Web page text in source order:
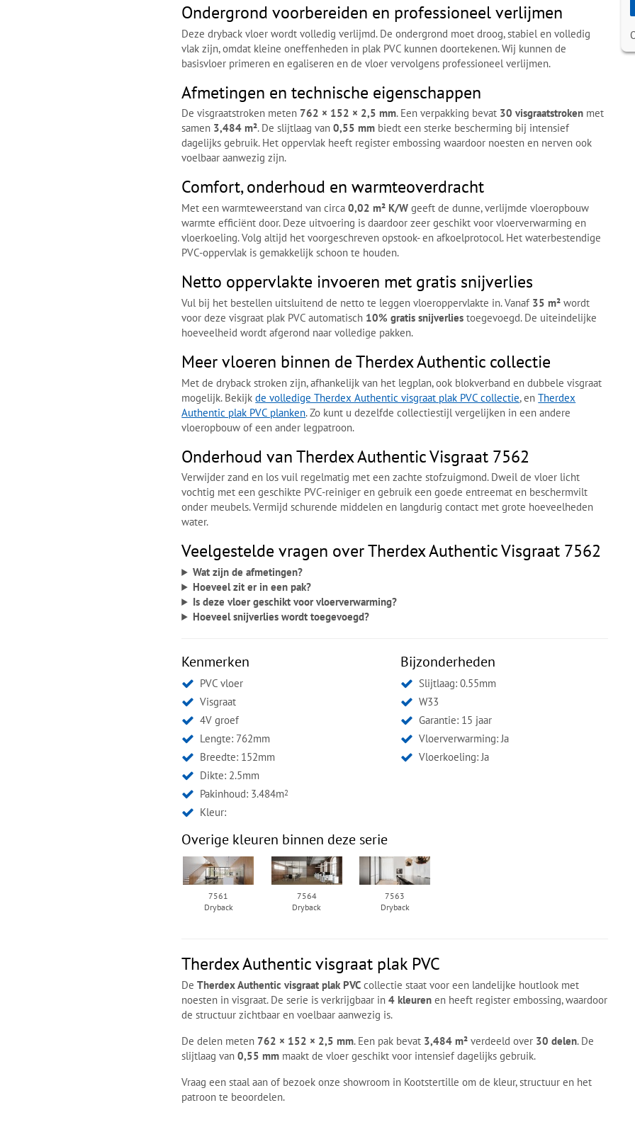
Ondergrond voorbereiden en professioneel verlijmen
Deze dryback vloer wordt volledig verlijmd. De ondergrond moet droog, stabiel en volledig
vlak zijn, omdat kleine oneffenheden in plak PVC kunnen doortekenen. Wij kunnen de
basisvloer primeren en egaliseren en de vloer vervolgens professioneel verlijmen.
Afmetingen en technische eigenschappen
De visgraatstroken meten 762 × 152 × 2,5 mm. Een verpakking bevat 30 visgraatstroken met
samen 3,484 m². De slijtlaag van0,55 mm biedt een sterke bescherming bij intensief
dagelijks gebruik. Het oppervlak heeft register embossing waardoor noesten en nerven ook
voelbaar aanwezig zijn.
Comfort, onderhoud en warmteoverdracht
Met een warmteweerstand van circa0,02 m² K/W geeft de dunne, verlijmde vloeropbouw
warmte efficiënt door. Deze uitvoering is daardoor zeer geschikt voor vloerverwarming en
vloerkoeling. Volg altijd het voorgeschreven opstook- en afkoelprotocol. Het waterbestendige
PVC-oppervlak is gemakkelijk schoon te houden.
Netto oppervlakte invoeren met gratis snijverlies
Vul bij het bestellen uitsluitend de netto te leggen vloeroppervlakte in. Vanaf 35 m² wordt
voor deze visgraat plak PVC automatisch 10% gratis snijverlies toegevoegd. De uiteindelijke
hoeveelheid wordt afgerond naar volledige pakken.
Meer vloeren binnen de Therdex Authentic collectie
Met de dryback stroken zijn, afhankelijk van het legplan, ook blokverband en dubbele visgraat
mogelijk. Bekijkde volledige Therdex Authentic visgraat plak PVC collectie, enTherdex
Authentic plak PVC planken. Zo kunt u dezelfde collectiestijl vergelijken in een andere
vloeropbouw of een ander legpatroon.
Onderhoud van Therdex Authentic Visgraat 7562
Verwijder zand en los vuil regelmatig met een zachte stofzuigmond. Dweil de vloer licht
vochtig met een geschikte PVC-reiniger en gebruik een goede entreemat en beschermvilt
onder meubels. Vermijd schurende middelen en langdurig contact met grote hoeveelheden
water.
Veelgestelde vragen over Therdex Authentic Visgraat 7562
Wat zijn de afmetingen?
Hoeveel zit er in een pak?
Is deze vloer geschikt voor vloerverwarming?
Hoeveel snijverlies wordt toegevoegd?
Kenmerken
PVC vloer
Visgraat
4V groef
Lengte: 762mm
Breedte: 152mm
Dikte: 2.5mm
Pakinhoud: 3.484m2
Kleur:
Bijzonderheden
Slijtlaag: 0.55mm
W33
Garantie: 15 jaar
Vloerverwarming: Ja
Vloerkoeling: Ja
Overige kleuren binnen deze serie
7561
Dryback
7564
Dryback
7563
Dryback
Therdex Authentic visgraat plak PVC
DeTherdex Authentic visgraat plak PVC collectie staat voor een landelijke houtlook met
noesten in visgraat. De serie is verkrijgbaar in4 kleuren en heeft register embossing, waardoor
de structuur zichtbaar en voelbaar aanwezig is.
De delen meten 762 × 152 × 2,5 mm. Een pak bevat 3,484 m² verdeeld over 30 delen. De
slijtlaag van0,55 mm maakt de vloer geschikt voor intensief dagelijks gebruik.
Vraag een staal aan of bezoek onze showroom in Kootstertille om de kleur, structuur en het
patroon te beoordelen.